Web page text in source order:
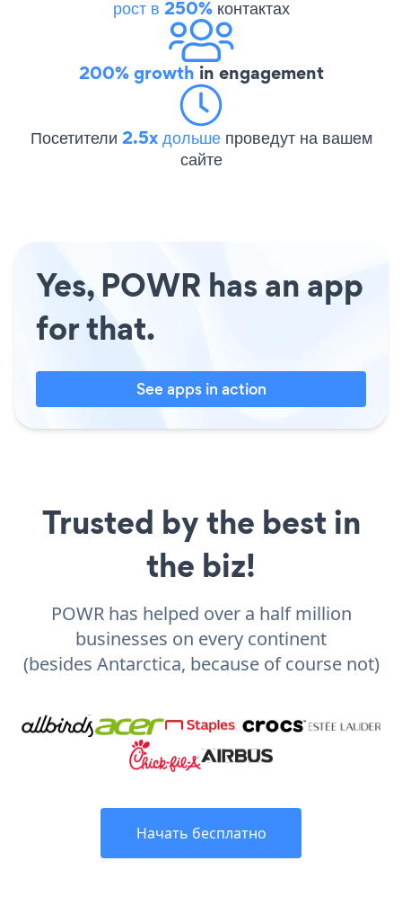
рост в 250%контактах
200% growth in engagement
Посетители 2.5x дольше проведут на вашем
сайте
Yes, POWR has an app
for that.
See apps in action
Trusted by the best in
the biz!
POWR has helped over a half million
businesses on every continent
(besides Antarctica, because of course not)
Начать бесплатно